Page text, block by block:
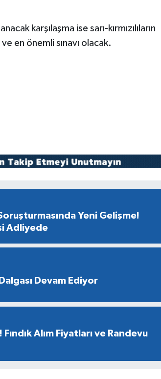
karşılaşma ise sarı-kırmızılıların
en önemli sınavı olacak.
Yeni Gelişme!
Adliyede
Devam Ediyor
Alım Fiyatları ve Randevu